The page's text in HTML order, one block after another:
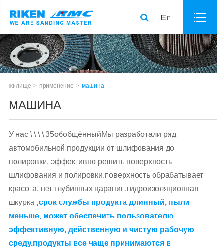
En
жилище применение машина
МАШИНА
У нас \ \ \ \ 35обобщённыйМы разработали ряд
автомобильной продукции от шлифования до
полировки, эффективно решить поверхность
шлифования и полировки.поверхность обрабатывает
красота, нет глубинных царапин.гидроизоляционная
шкурка ;срок службы продукта длинный, пыли
меньше, может обеспечить пользователю
эффективную, действенную и чистую рабочую
среду.продукты все чаще принимаются в